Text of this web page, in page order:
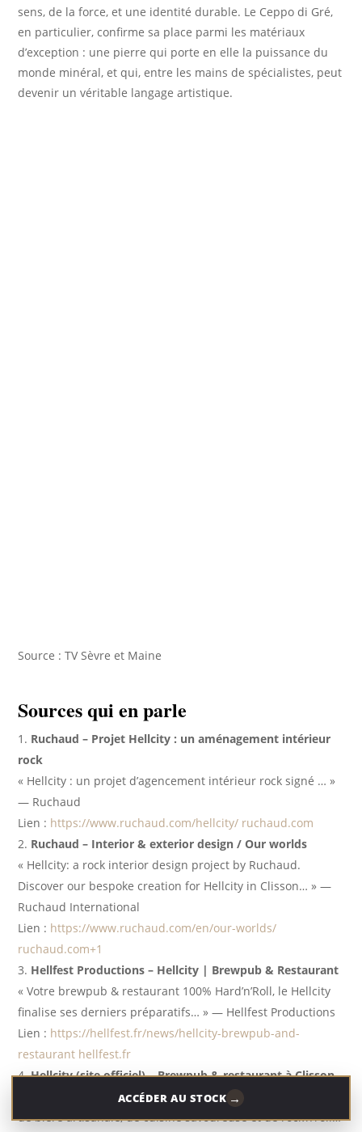
sens, de la force, et une identité durable. Le Ceppo di Gré,
en particulier, confirme sa place parmi les matériaux
d’exception : une pierre qui porte en elle la puissance du
monde minéral, et qui, entre les mains de spécialistes, peut
devenir un véritable langage artistique.
Source : TV Sèvre et Maine
Sources qui en parle
Ruchaud – Projet Hellcity : un aménagement intérieur
rock
« Hellcity : un projet d’agencement intérieur rock signé … »
— Ruchaud
Lien : https://www.ruchaud.com/hellcity/ ruchaud.com
Ruchaud – Interior & exterior design / Our worlds
« Hellcity: a rock interior design project by Ruchaud.
Discover our bespoke creation for Hellcity in Clisson… » —
Ruchaud International
Lien : https://www.ruchaud.com/en/our-worlds/
ruchaud.com+1
Hellfest Productions – Hellcity | Brewpub & Restaurant
« Votre brewpub & restaurant 100% Hard’n’Roll, le Hellcity
finalise ses derniers préparatifs… » — Hellfest Productions
Lien : https://hellfest.fr/news/hellcity-brewpub-and-
restaurant hellfest.fr
Hellcity (site officiel) – Brewpub & restaurant à Clisson
« HELLCITY, l’adresse incontournable pour les passionnés
de bière artisanale, de cuisine savoureuse et de rock’n’roll…
ACCÉDER AU STOCK →